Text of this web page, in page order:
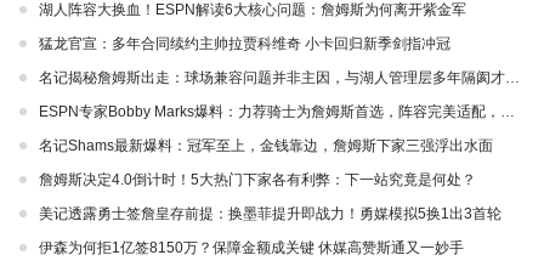
湖人阵容大换血！ESPN解读6大核心问题：詹姆斯为何离开紫金军
猛龙官宣：多年合同续约主帅拉贾科维奇 小卡回归新季剑指冲冠
名记揭秘詹姆斯出走：球场兼容问题并非主因，与湖人管理层多年隔阂才是真正导火索
ESPN专家Bobby Marks爆料：力荐骑士为詹姆斯首选，阵容完美适配，家乡情怀加分
名记Shams最新爆料：冠军至上，金钱靠边，詹姆斯下家三强浮出水面
詹姆斯决定4.0倒计时！5大热门下家各有利弊：下一站究竟是何处？
美记透露勇士签詹皇存前提：换墨菲提升即战力！勇媒模拟5换1出3首轮
伊森为何拒1亿签8150万？保障金额成关键 休媒高赞斯通又一妙手